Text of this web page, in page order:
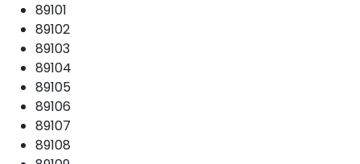
89101
89102
89103
89104
89105
89106
89107
89108